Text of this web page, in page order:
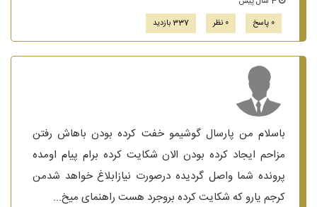
0 پاسخ
0 نظر 337 بازدید
باسلام من پارسال گوشیمو خفت کرده بودن باهاش رفتن
مزاحم ایجاد کرده بودن الان شکایت کرده برام پیام اومده
پرونده شما واصل گردیده درصورت نیازابلاغ خواهد شدمن
کرجم یارو که شکایت کرده بروجرد هست راهنمای میخ...